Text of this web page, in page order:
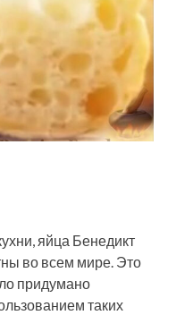
яйца Бенедикт
во всем мире. Это
придумано
таких